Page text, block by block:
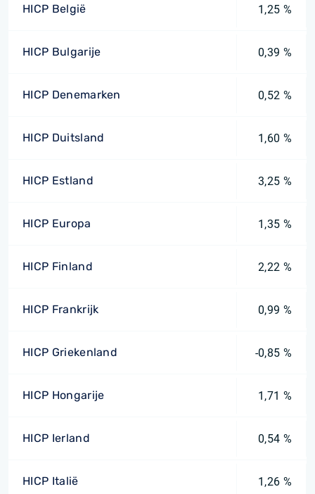
HICP België 1,25 %
HICP Bulgarije 0,39 %
HICP Denemarken 0,52 %
HICP Duitsland 1,60 %
HICP Estland 3,25 %
HICP Europa 1,35 %
HICP Finland 2,22 %
HICP Frankrijk 0,99 %
HICP Griekenland -0,85 %
HICP Hongarije 1,71 %
HICP Ierland 0,54 %
HICP Italië 1,26 %